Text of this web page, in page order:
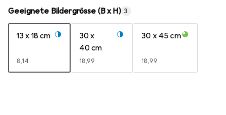
Geeignete Bildergrösse (B x H) 3
13 x 18 cm
EUR
8,14
30 x
40 cm
EUR
18,99
30 x 45 cm
EUR
18,99